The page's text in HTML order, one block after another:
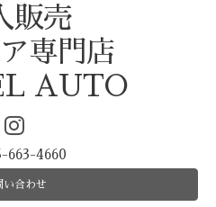
販売
専門店
AUTO
663-4660
い合わせ